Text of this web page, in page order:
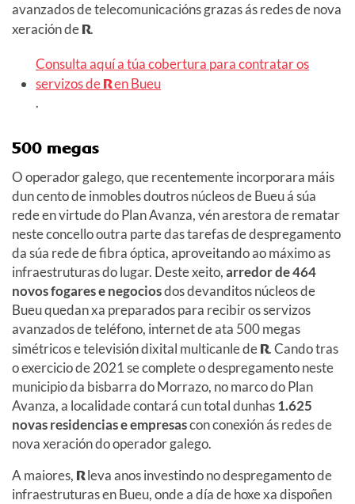
avanzados de telecomunicacións grazas ás redes de nova
xeración deR.
Consulta aquí a túa cobertura para contratar os
servizos deRen Bueu
.
500 megas
O operador galego, que recentemente incorporara máis
dun cento de inmobles doutros núcleos de Bueu á súa
rede en virtude do Plan Avanza, vén arestora de rematar
neste concello outra parte das tarefas de despregamento
da súa rede de fibra óptica, aproveitando ao máximo as
infraestruturas do lugar. Deste xeito,arredor de 464
novos fogares e negociosdos devanditos núcleos de
Bueu quedan xa preparados para recibir os servizos
avanzados de teléfono, internet de ata 500 megas
simétricos e televisión dixital multicanle deR. Cando tras
o exercicio de 2021 se complete o despregamento neste
municipio da bisbarra do Morrazo, no marco do Plan
Avanza, a localidade contará cun total dunhas1.625
novas residencias e empresascon conexión ás redes de
nova xeración do operador galego.
A maiores, Rleva anos investindo no despregamento de
infraestruturas en Bueu, onde a día de hoxe xa dispoñen